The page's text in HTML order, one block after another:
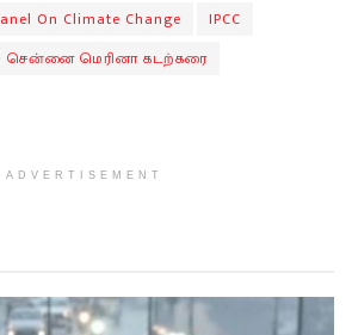
On Climate Change
IPCC
சென்னை மெரினா கடற்கரை
ADVERTISEMENT